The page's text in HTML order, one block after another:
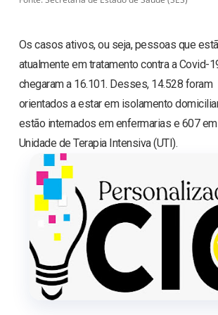
Os casos ativos, ou seja, pessoas que
atualmente em tratamento contra a Covid-
chegaram a 16.101. Desses, 14.528 foram
orientados a estar em isolamento
estão internados em enfermarias e 607
Unidade de Terapia Intensiva (UTI).